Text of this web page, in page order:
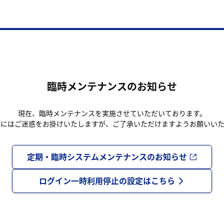
臨時メンテナンスのお知らせ
現在、臨時メンテナンスを実施させていただいております。
はご迷惑をお掛けいたしますが、ご了承いただけますようお願いい
定期・臨時システムメンテナンスのお知らせ
ログイン一時利用停止の設定はこちら